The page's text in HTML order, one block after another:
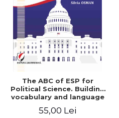
The ABC of ESP for
Political Science. Building
vocabulary and language
55,00 Lei